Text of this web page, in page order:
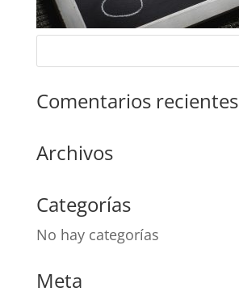
Comentarios recientes
Archivos
Categorías
No hay categorías
Meta